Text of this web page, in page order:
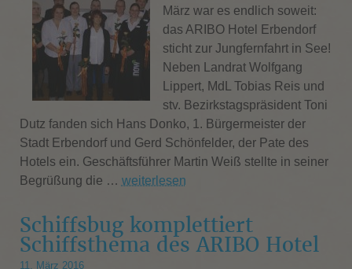
März war es endlich soweit:
das ARIBO Hotel Erbendorf
sticht zur Jungfernfahrt in See!
Neben Landrat Wolfgang
Lippert, MdL Tobias Reis und
stv. Bezirkstagspräsident Toni
Dutz fanden sich Hans Donko, 1. Bürgermeister der
Stadt Erbendorf und Gerd Schönfelder, der Pate des
Hotels ein. Geschäftsführer Martin Weiß stellte in seiner
Begrüßung die … weiterlesen
Schiffsbug komplettiert
Schiffsthema des ARIBO Hotel
11. März 2016